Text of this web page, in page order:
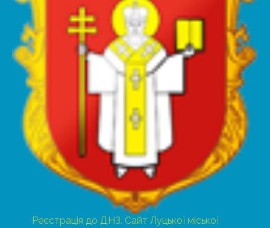
Реєстрація до ДНЗ. Сайт Луцької міської